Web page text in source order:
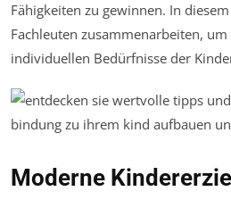
Fähigkeiten zu gewinnen. In
Fachleuten zusammenarbeiten,
individuellen Bedürfnisse der
Moderne